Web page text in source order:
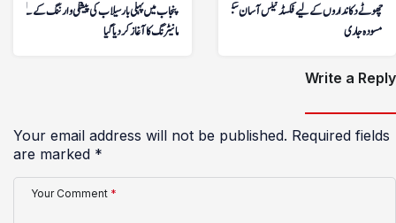
پنجاب میں پہلی بار سیلاب کی پیشگی وارننگ کے لیے
مانیٹرنگ کا آغاز کر دیا گیا
چھوٹے دکانداروں کے لیے فکسڈ ٹیکس آسان سکیم کا
مسودہ جاری
Write a Reply
Your email address will not be published. Required fields
are marked *
Your Comment *